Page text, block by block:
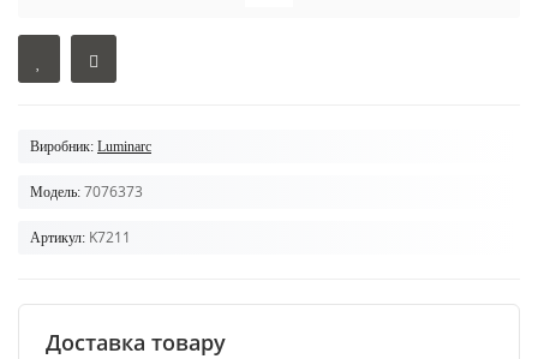
Виробник: Luminarc
Модель: 7076373
Артикул: K7211
Доставка товару